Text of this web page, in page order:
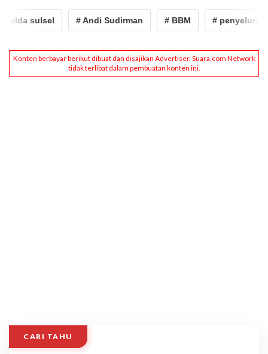
sulsel # Andi Sudirman # BBM #
CARI TAHU